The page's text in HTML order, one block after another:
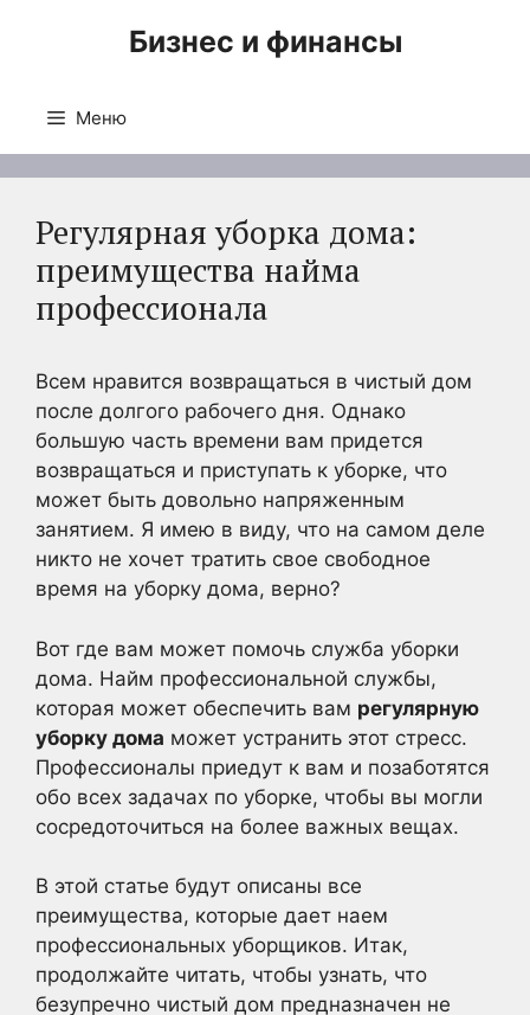
Бизнес и финансы
Меню
Регулярная уборка дома:
преимущества найма
профессионала
Всем нравится возвращаться в чистый дом
после долгого рабочего дня. Однако
большую часть времени вам придется
возвращаться и приступать к уборке, что
может быть довольно напряженным
занятием. Я имею в виду, что на самом деле
никто не хочет тратить свое свободное
время на уборку дома, верно?
Вот где вам может помочь служба уборки
дома. Найм профессиональной службы,
которая может обеспечить вам регулярную
уборку дома может устранить этот стресс.
Профессионалы приедут к вам и позаботятся
обо всех задачах по уборке, чтобы вы могли
сосредоточиться на более важных вещах.
В этой статье будут описаны все
преимущества, которые дает наем
профессиональных уборщиков. Итак,
продолжайте читать, чтобы узнать, что
безупречно чистый дом предназначен не